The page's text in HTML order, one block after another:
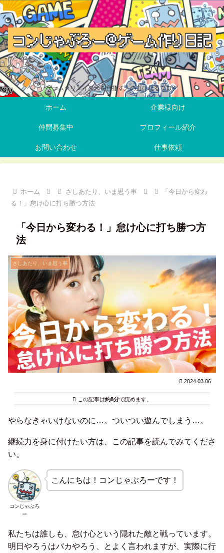
ゲームクリエイターを目指す人の力になるブログ
ホーム 企業様向け
仲間募集中 プロフィール紹介
お問い合わせ 仕事依頼
ホーム さしあたり、いま思う事
「今日から変わ
る！」怠け心に打ち勝つ方法
「今日から変わる！」怠け心に打ち勝つ方
法
さしあたり、いま思う事
2024.03.06
この記事は約8分で読めます。
やらなきゃいけないのに…。ついつい遊んでしまう…。
継続力を身に付けたい方は、この記事を読んでみてくださ
い。
コンじゃぶろ
ー
こんにちは！コンじゃぶろーです！
私たちは誰しも、怠け心という隠れた敵と戦っています。
明日やろうはバカやろう、とよく言われますが、実際に行